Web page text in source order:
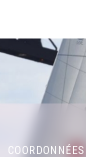
COORDONNÉES